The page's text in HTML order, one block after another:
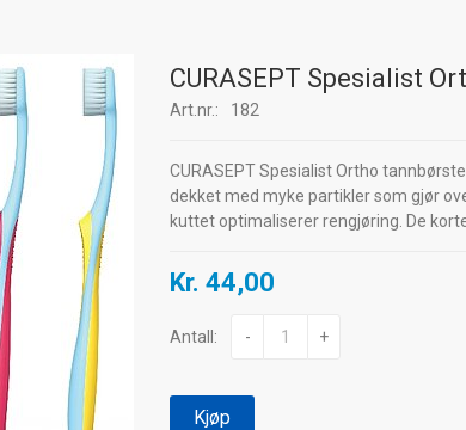
CURASEPT Spesialist
Art.nr.: 182
CURASEPT Spesialist Ortho
dekket med myke partikler som gjør
kuttet optimaliserer rengjøring. De
Kr. 44,00
Antall: - +
Kjøp